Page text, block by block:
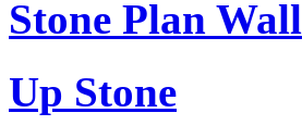
Stone Plan Wall
Up Stone